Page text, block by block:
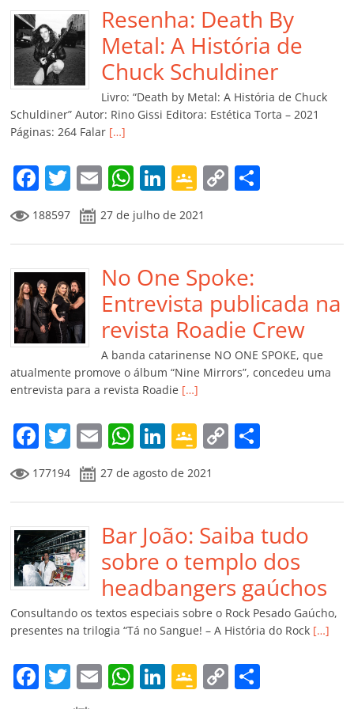
b
o
o
k
A
p
p
dI
n
e
Cl
a
ss
ro
m
Li
n
k
ar
til
h
ar
Resenha: Death By
Metal: A História de
Chuck Schuldiner
Livro: “Death by Metal: A História de Chuck
Schuldiner” Autor: Rino Gissi Editora: Estética Torta – 2021
Páginas: 264 Falar […]
F
a
c
e
b
o
o
k
T
w
itt
er
E
m
ai
l
W
h
at
s
A
p
p
Li
n
k
e
dI
n
G
o
o
gl
e
Cl
a
ss
ro
o
m
C
y
Li
n
k
p
til
h
ar
188597 27 de julho de 2021
No One Spoke:
Entrevista publicada na
revista Roadie Crew
A banda catarinense NO ONE SPOKE, que
atualmente promove o álbum “Nine Mirrors”, concedeu uma
entrevista para a revista Roadie […]
F
a
c
e
b
o
o
k
T
w
itt
er
E
m
ai
l
W
at
s
A
p
p
Li
n
k
e
dI
n
G
o
o
gl
e
Cl
a
ss
ro
o
m
C
y
Li
n
k
p
ar
til
h
ar
177194 27 de agosto de 2021
Bar João: Saiba tudo
sobre o templo dos
headbangers gaúchos
Consultando os textos especiais sobre o Rock Pesado Gaúcho,
presentes na trilogia “Tá no Sangue! – A História do Rock […]
F
a
T
w
E
m
W Li
n
G
o
C